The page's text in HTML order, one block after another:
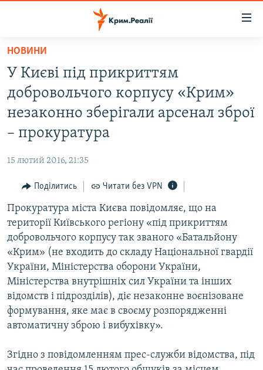
Перейти
основного
матеріалу
Перейти
до
основної
Перейти
пошуку
ВОДА.КРИМ
ВІДЕО ТА ФОТО
ІНТЕРВ'Ю
ВСЕ ЗА ДЕНЬ
СПЕЦПРОЕКТИ
ДЕПОРТАЦІЯ
ВІДЕОУРОКИ «ELIFBE»
СВІДЧЕННЯ ОКУПАЦІЇ
УКРАЇНСЬКА ПРОБЛЕМА КРИМУ
ЯК ОБІЙТИ БЛОКУВАННЯ
Русский
Qırımtatar
НОВИНИ
У Києві під прикриттям
добровольчого корпусу «Крим»
незаконно зберігали арсенал зброї
– прокуратура
15 лютий 2016, 21:35
Поділитись Читати без VPN
Прокуратура міста Києва повідомляє, що на
території Київського регіону «під прикриттям
добровольчого корпусу так званого «Батальйону
«Крим» (не входить до складу Національної гвардії
України, Міністерства оборони України,
Міністерства внутрішніх сил України та інших
відомств і підрозділів), діє незаконне воєнізоване
формування, яке має в своєму розпорядженні
автоматичну зброю і вибухівку».
Згідно з повідомленням прес-служби відомства, під